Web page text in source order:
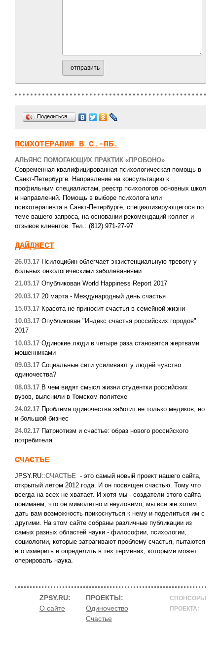
отправить
Поделиться…
ПСИХОТЕРАПИЯ В С.-ПБ.
АЛЬЯНС ПОМОГАЮЩИХ ПРАКТИК «ПРОБОНО»
Современная квалифицированная психологическая помощь в
Санкт-Петербурге. Направление на консультацию к
профильным специалистам, реестр психологов основных школ
и направлений. Помощь в выборе психолога или
психотерапевта в Санкт-Петербурге, специализирующегося по
теме вашего запроса, на основании рекомендаций коллег и
отзывов клиентов. Тел.: (812) 971-27-97
ДАЙДЖЕСТ
26.03.17 Псилоцибин облегчает экзистенциальную тревогу у
больных онкологическими заболеваниями
21.03.17 Опубликован World Happiness Report 2017
20.03.17 20 марта - Международный день счастья
15.03.17 Красота не приносит счастья в семейной жизни
10.03.17 Опубликован "Индекс счастья российских городов"
2017
10.03.17 Одинокие люди в четыре раза становятся жертвами
мошенниками
09.03.17 Социальные сети усиливают у людей чувство
одиночества?
08.03.17 В чем видят смысл жизни студентки российских
вузов, выяснили в Томском политехе
24.02.17 Проблема одиночества заботит не только медиков, но
и большой бизнес
24.02.17 Патриотизм и счастье: образ нового российского
потребителя
СЧАСТЬЕ
JPSY.RU::СЧАСТЬЕ - это самый новый проект нашего сайта,
открытый летом 2012 года. И он посвящен счастью. Тому что
всегда на всех не хватает. И хотя мы - создатели этого сайта
понимаем, что он мимолетно и неуловимо, мы все же хотим
дать вам возможность прикоснуться к нему и поделиться им с
другими. На этом сайте собраны различные публикации из
самых разных областей науки - философии, психологии,
социологии, которые затрагивают проблему счастья, пытаются
его измерить и определить в тех терминах, которыми может
оперировать наука.
ZPSY.RU:
О сайте
ПРОЕКТЫ:
Одиночество
Счастье
СПОНСОРЫ
ПРОЕКТА: